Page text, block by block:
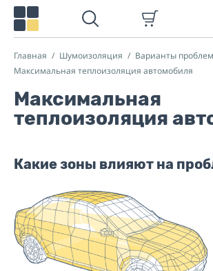
Главная Шумоизоляция
Варианты проблем
Максимальная теплоизоляция автомобиля
Максимальная
теплоизоляция
Какие зоны влияют на